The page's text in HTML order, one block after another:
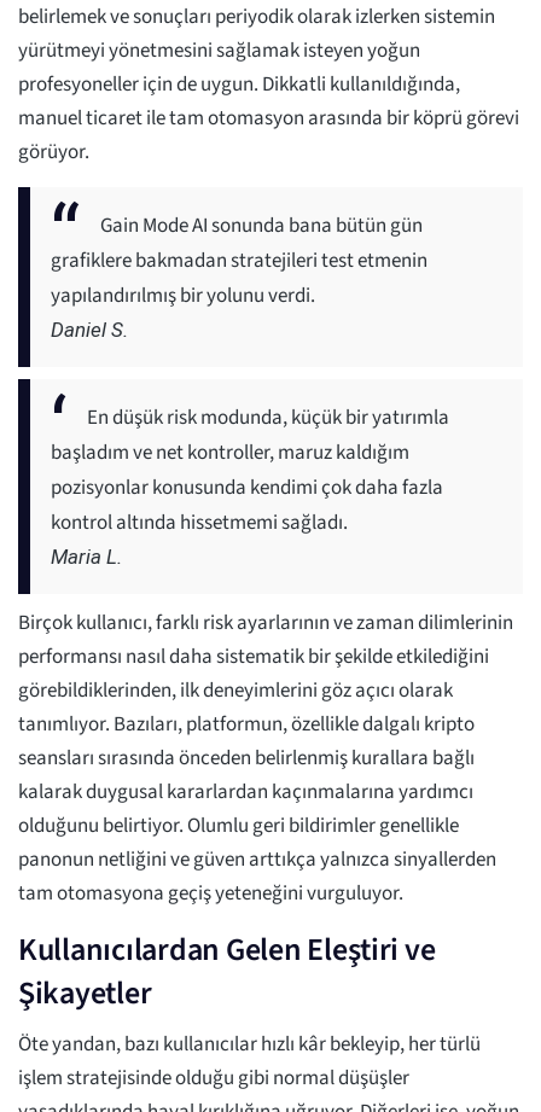
belirlemek ve sonuçları periyodik olarak izlerken sistemin
yürütmeyi yönetmesini sağlamak isteyen yoğun
profesyoneller için de uygun. Dikkatli kullanıldığında,
manuel ticaret ile tam otomasyon arasında bir köprü görevi
görüyor.
Gain Mode AI sonunda bana bütün gün
grafiklere bakmadan stratejileri test etmenin
yapılandırılmış bir yolunu verdi.
Daniel S.
En düşük risk modunda, küçük bir yatırımla
başladım ve net kontroller, maruz kaldığım
pozisyonlar konusunda kendimi çok daha fazla
kontrol altında hissetmemi sağladı.
Maria L.
Birçok kullanıcı, farklı risk ayarlarının ve zaman dilimlerinin
performansı nasıl daha sistematik bir şekilde etkilediğini
görebildiklerinden, ilk deneyimlerini göz açıcı olarak
tanımlıyor. Bazıları, platformun, özellikle dalgalı kripto
seansları sırasında önceden belirlenmiş kurallara bağlı
kalarak duygusal kararlardan kaçınmalarına yardımcı
olduğunu belirtiyor. Olumlu geri bildirimler genellikle
panonun netliğini ve güven arttıkça yalnızca sinyallerden
tam otomasyona geçiş yeteneğini vurguluyor.
Kullanıcılardan Gelen Eleştiri ve
Şikayetler
Öte yandan, bazı kullanıcılar hızlı kâr bekleyip, her türlü
işlem stratejisinde olduğu gibi normal düşüşler